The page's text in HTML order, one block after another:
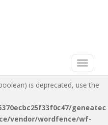
is deprecated, use the
geneatec
is deprecated, use the
geneatec
vendor/wordfence/wf-
Toggle